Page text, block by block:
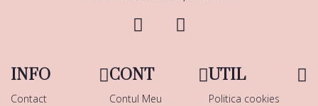
INFO
Contact
CONT
Contul Meu
UTIL
Politica cookies